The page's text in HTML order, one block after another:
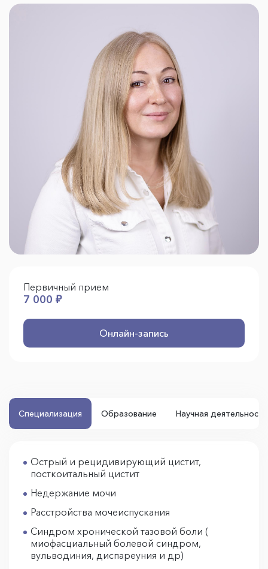
Первичный прием
7 000 ₽
Онлайн-запись
Специализация Образование Научная деятельность
Острый и рецидивирующий цистит,
посткоитальный цистит
Недержание мочи
Расстройства мочеиспускания
Синдром хронической тазовой боли (
миофасциальный болевой синдром,
вульводиния, диспареуния и др)